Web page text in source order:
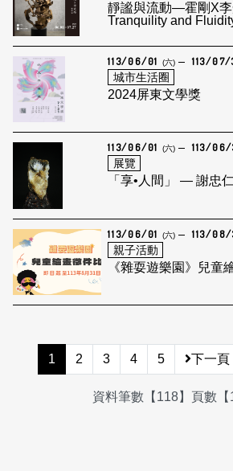
靜謐與流動—霍剛X李
Tranquility and
113/06/01 (六) 113/07/
城市生活圈
2024屏東文學獎
113/06/01 (六) 113/06/
展覽
「享•人間」 — 謝忠
113/06/01 (六) 113/08/
親子活動
《雜耍遊樂園》兒童
1 2 3 4 5 下一頁
資料筆數【118】頁數【